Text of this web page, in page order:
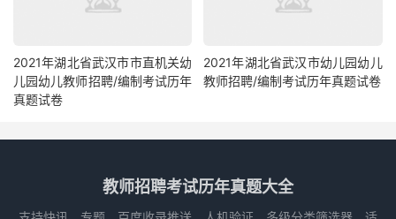
2021年湖北省武汉市市直机关幼
儿园幼儿教师招聘/编制考试历年
真题试卷
2021年湖北省武汉市幼儿园幼儿
教师招聘/编制考试历年真题试卷
教师招聘考试历年真题大全